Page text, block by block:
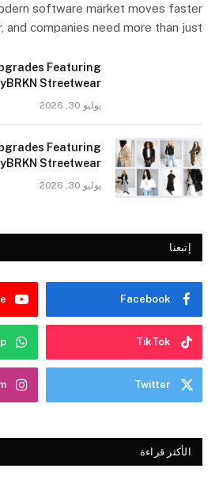
software market moves faster
and companies need more than just…
Featuring
Streetwear
يوليو 30, 2026
Featuring
Streetwear
يوليو 30, 2026
إتبعنا
Facebook
TikTok
Twitter
الأكثر قراءة